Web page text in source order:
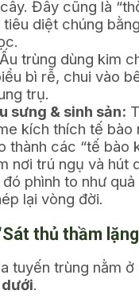
Đây cũng là
diệt chúng
Ấu trùng dùng kim
bì rễ, chui vào
trụ.
sưng & sinh sản:
kích thích tế bào
thành các “tế bào
nơi trú ngụ và hút
phình to như
lại vòng đời.
thủ thầm
tuyến trùng nằm ở
.